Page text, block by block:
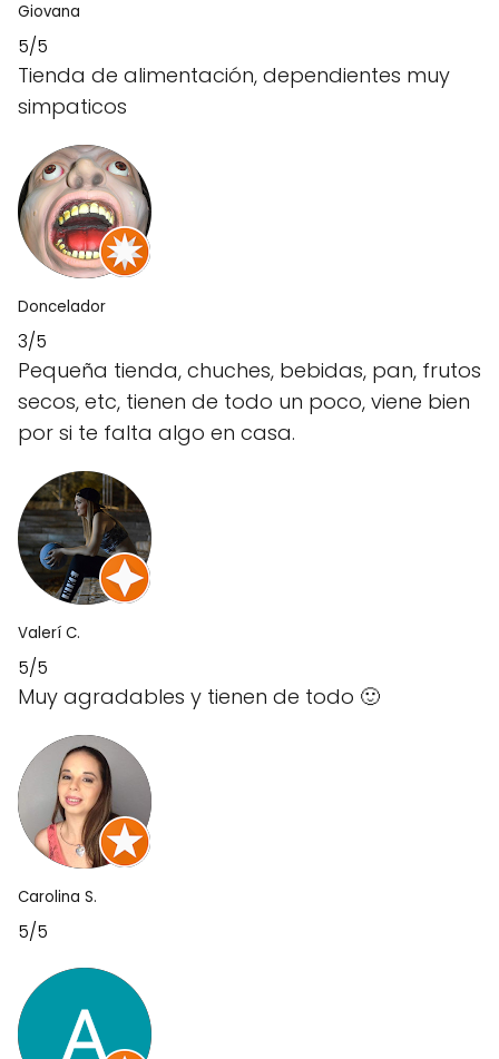
Giovana
5/5
Tienda de alimentación, dependientes muy
simpaticos
Doncelador
3/5
Pequeña tienda, chuches, bebidas, pan, frutos
secos, etc, tienen de todo un poco, viene bien
por si te falta algo en casa.
Valerí C.
5/5
Muy agradables y tienen de todo 🙂
Carolina S.
5/5